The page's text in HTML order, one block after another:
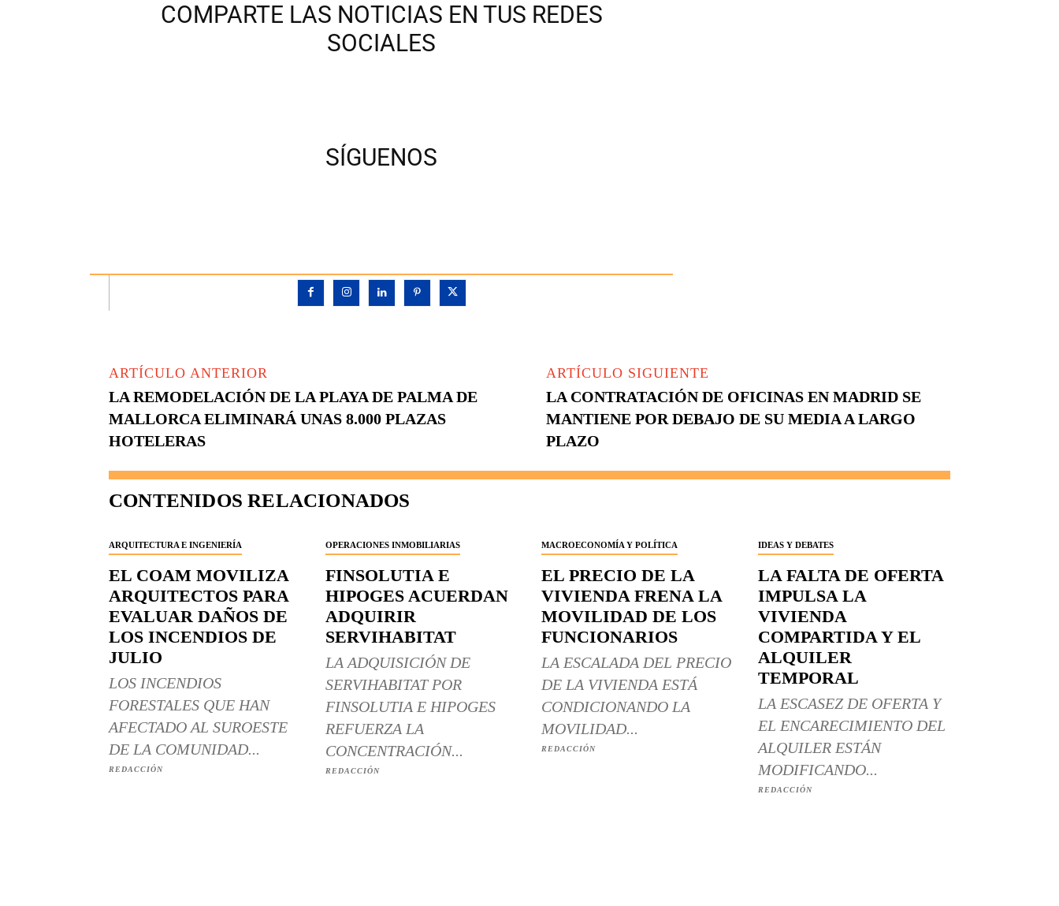
COMPARTE LAS NOTICIAS EN TUS REDES
SOCIALES
SÍGUENOS
ARTÍCULO ANTERIOR
LA REMODELACIÓN DE LA PLAYA DE PALMA DE
MALLORCA ELIMINARÁ UNAS 8.000 PLAZAS
HOTELERAS
ARTÍCULO SIGUIENTE
LA CONTRATACIÓN DE OFICINAS EN MADRID SE
MANTIENE POR DEBAJO DE SU MEDIA A LARGO
PLAZO
CONTENIDOS RELACIONADOS
ARQUITECTURA E INGENIERÍA
EL COAM MOVILIZA
ARQUITECTOS PARA
EVALUAR DAÑOS DE
LOS INCENDIOS DE
JULIO
LOS INCENDIOS
FORESTALES QUE HAN
AFECTADO AL SUROESTE
DE LA COMUNIDAD...
REDACCIÓN
OPERACIONES INMOBILIARIAS
FINSOLUTIA E
HIPOGES ACUERDAN
ADQUIRIR
SERVIHABITAT
LA ADQUISICIÓN DE
SERVIHABITAT POR
FINSOLUTIA E HIPOGES
REFUERZA LA
CONCENTRACIÓN...
REDACCIÓN
MACROECONOMÍA Y POLÍTICA
EL PRECIO DE LA
VIVIENDA FRENA LA
MOVILIDAD DE LOS
FUNCIONARIOS
LA ESCALADA DEL PRECIO
DE LA VIVIENDA ESTÁ
CONDICIONANDO LA
MOVILIDAD...
REDACCIÓN
IDEAS Y DEBATES
LA FALTA DE OFERTA
IMPULSA LA
VIVIENDA
COMPARTIDA Y EL
ALQUILER
TEMPORAL
LA ESCASEZ DE OFERTA Y
EL ENCARECIMIENTO DEL
ALQUILER ESTÁN
MODIFICANDO...
REDACCIÓN